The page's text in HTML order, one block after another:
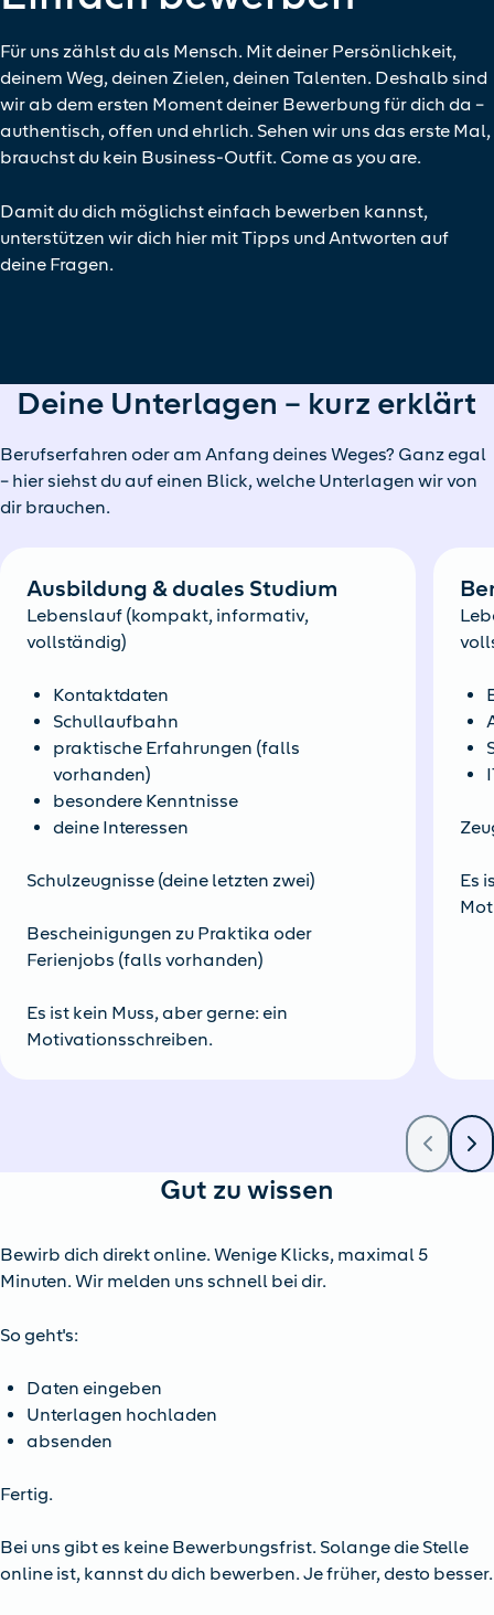
Für uns zählst du als Mensch. Mit deiner Persönlichkeit,
deinem Weg, deinen Zielen, deinen Talenten. Deshalb sind
wir ab dem ersten Moment deiner Bewerbung für dich da –
authentisch, offen und ehrlich. Sehen wir uns das erste Mal,
brauchst du kein Business-Outfit. Come as you are.
Damit du dich möglichst einfach bewerben kannst,
unterstützen wir dich hier mit Tipps und Antworten auf
deine Fragen.
Deine Unterlagen – kurz erklärt
Berufserfahren oder am Anfang deines Weges? Ganz egal
– hier siehst du auf einen Blick, welche Unterlagen wir von
dir brauchen.
Ausbildung & duales Studium
Lebenslauf (kompakt, informativ,
vollständig)
Kontaktdaten
Schullaufbahn
praktische Erfahrungen (falls
vorhanden)
besondere Kenntnisse
deine Interessen
Schulzeugnisse (deine letzten zwei)
Bescheinigungen zu Praktika oder
Ferienjobs (falls vorhanden)
Es ist kein Muss, aber gerne: ein
Motivationsschreiben.
Es
Gut zu wissen
Bewirb dich direkt online. Wenige Klicks, maximal 5
Minuten. Wir melden uns schnell bei dir.
So geht's:
Daten eingeben
Unterlagen hochladen
absenden
Fertig.
Bei uns gibt es keine Bewerbungsfrist. Solange die Stelle
online ist, kannst du dich bewerben. Je früher, desto besser.